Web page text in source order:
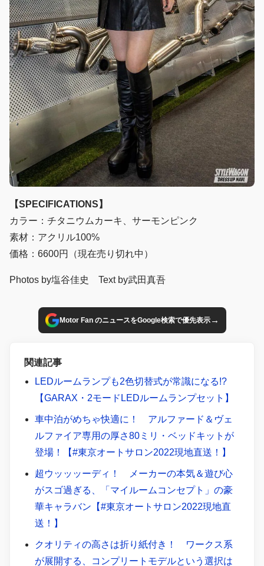
【SPECIFICATIONS】
カラー：チタニウムカーキ、サーモンピンク
素材：アクリル100%
価格：6600円（現在売り切れ中）
Photos by塩谷佳史 Text by武田真吾
Motor Fan のニュースをGoogle検索で優先表示→
関連記事
LEDルームランプも2色切替式が常識になる!?
【GARAX・2モードLEDルームランプセット】
車中泊がめちゃ快適に！ アルファード＆ヴェ
ルファイア専用の厚さ80ミリ・ベッドキットが
登場！【#東京オートサロン2022現地直送！】
超ウッッッーディ！ メーカーの本気＆遊び心
がスゴ過ぎる、「マイルームコンセプト」の豪
華キャラバン【#東京オートサロン2022現地直
送！】
クオリティの高さは折り紙付き！ ワークス系
が展開する、コンプリートモデルという選択は